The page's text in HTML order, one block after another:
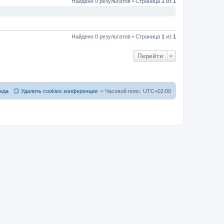
Найдено 0 результатов • Страница 1 из 1
Перейти
Часовой пояс: UTC+02:00
Удалить cookies конференции